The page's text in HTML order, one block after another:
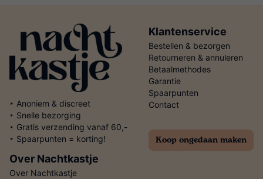
‣ Anoniem & discreet
‣ Snelle bezorging
‣ Gratis verzending vanaf 60,-
‣ Spaarpunten = korting!
Klantenservice
Bestellen & bezorgen
Retourneren & annuleren
Betaalmethodes
Garantie
Spaarpunten
Contact
Koop ongedaan maken
Over Nachtkastje
Over Nachtkastje